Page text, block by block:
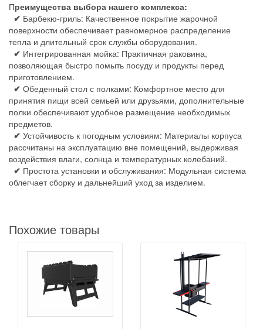
Преимущества выбора нашего комплекса:
✔ Барбекю-гриль: Качественное покрытие жарочной
поверхности обеспечивает равномерное распределение
тепла и длительный срок службы оборудования.
✔ Интегрированная мойка: Практичная раковина,
позволяющая быстро помыть посуду и продукты перед
приготовлением.
✔ Обеденный стол с полками: Комфортное место для
принятия пищи всей семьей или друзьями, дополнительные
полки обеспечивают удобное размещение необходимых
предметов.
✔ Устойчивость к погодным условиям: Материалы корпуса
рассчитаны на эксплуатацию вне помещений, выдерживая
воздействия влаги, солнца и температурных колебаний.
✔ Простота установки и обслуживания: Модульная система
облегчает сборку и дальнейший уход за изделием.
Похожие товары